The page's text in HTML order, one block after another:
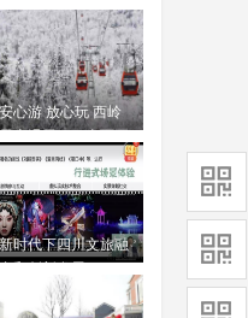
湖公园圆满收...
史世界杯首球 伊
人比利时 西班牙4
亚马尔首球
日上午，世界杯小组
佛得角队迎战乌拉圭
四川省第十一届
暨第六届特殊奥
标志标识正式发
安心游 放心玩 西岭
放
新时代下四川文旅融